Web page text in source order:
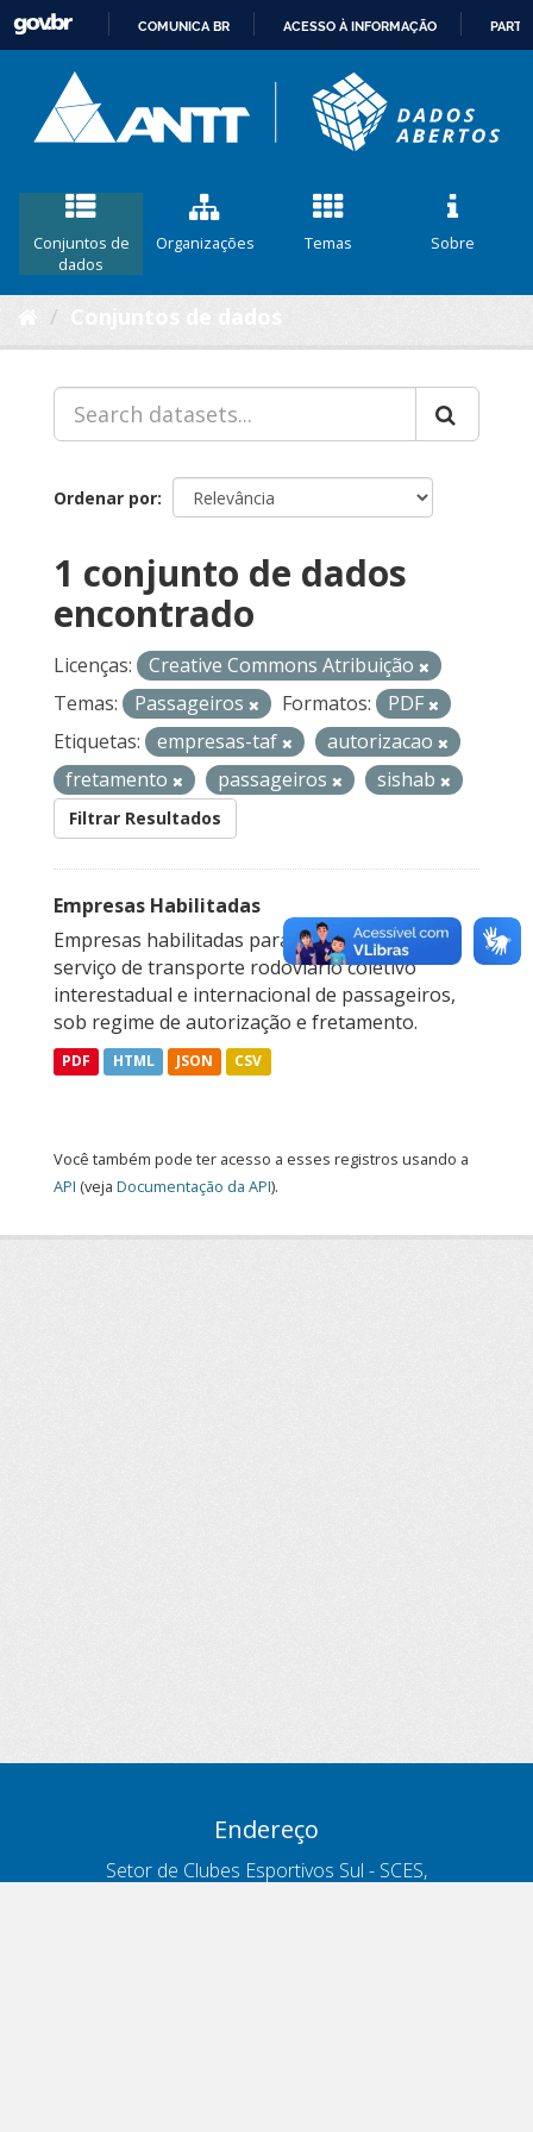
CONTEÚDO
COMUNICA BR ACESSO À INFORMAÇÃO
Conjuntos de
dados
Organizações Temas Sobre
Ordenar por
1 conjunto de dados
encontrado
Licenças:
Creative Commons Atribuição
Temas:
Passageiros Formatos:
PDF
Etiquetas:
empresas-taf
autorizacao
fretamento
passageiros sishab
Filtrar Resultados
Empresas Habilitadas
Empresas habilitadas para a prestação do
serviço de transporte rodoviário coletivo
interestadual e internacional de passageiros,
sob regime de autorização e fretamento.
PDF HTML JSON CSV
Você também pode ter acesso a esses registros usando a
API (veja Documentação da API).
Endereço
Setor de Clubes Esportivos Sul - SCES,